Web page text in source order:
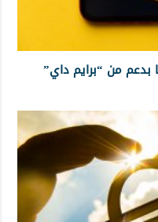
بدعم من “برايم داي”